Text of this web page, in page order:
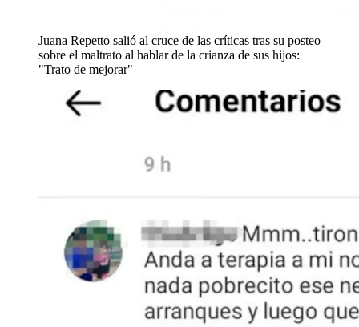
Juana Repetto salió al cruce de las críticas tras su posteo
sobre el maltrato al hablar de la crianza de sus hijos:
"Trato de mejorar"